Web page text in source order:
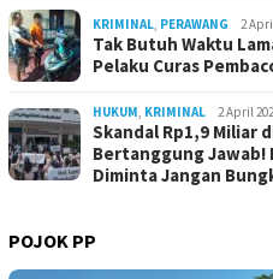
KRIMINAL, PERAWANG 2
Tak Butuh Waktu
Pelaku Curas
HUKUM, KRIMINAL 2 April
Skandal Rp1,9 Miliar
Bertanggung Jawab!
Diminta Jangan
POJOK PP